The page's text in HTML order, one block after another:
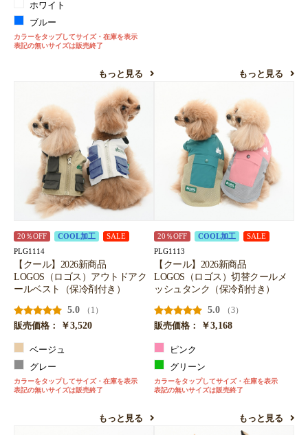
ホワイト
ブルー
カラーをタップしてサイズ・在庫を表示
表記の無いサイズは販売終了
もっと見る もっと見る
20％OFF COOL加工 SALE
PLG1114
【クール】2026新商品
LOGOS（ロゴス）アウトドアク
ールベスト（保冷剤付き）
5.0
（1）
販売価格：
￥3,520
ベージュ
グレー
カラーをタップしてサイズ・在庫を表示
表記の無いサイズは販売終了
もっと見る
20％OFF COOL加工 SALE
PLG1113
【クール】2026新商品
LOGOS（ロゴス）切替クールメ
ッシュタンク（保冷剤付き）
5.0
（3）
販売価格：
￥3,168
ピンク
グリーン
カラーをタップしてサイズ・在庫を表示
表記の無いサイズは販売終了
もっと見る